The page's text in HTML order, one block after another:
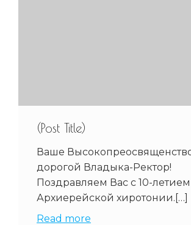
(Post Title)
Ваше
дорогой Владыка-Ректор!
Поздравляем Вас с 10-летием
Архиерейской хиротонии.[…]
Read more